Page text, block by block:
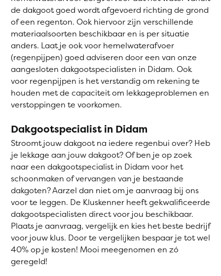
de dakgoot goed wordt afgevoerd richting de grond
of een regenton. Ook hiervoor zijn verschillende
materiaalsoorten beschikbaar en is per situatie
anders. Laat je ook voor hemelwaterafvoer
(regenpijpen) goed adviseren door een van onze
aangesloten dakgootspecialisten in Didam. Ook
voor regenpijpen is het verstandig om rekening te
houden met de capaciteit om lekkageproblemen en
verstoppingen te voorkomen.
Dakgootspecialist in Didam
Stroomt jouw dakgoot na iedere regenbui over? Heb
je lekkage aan jouw dakgoot? Of ben je op zoek
naar een dakgootspecialist in Didam voor het
schoonmaken of vervangen van je bestaande
dakgoten? Aarzel dan niet om je aanvraag bij ons
voor te leggen. De Kluskenner heeft gekwalificeerde
dakgootspecialisten direct voor jou beschikbaar.
Plaats je aanvraag, vergelijk en kies het beste bedrijf
voor jouw klus. Door te vergelijken bespaar je tot wel
40% op je kosten! Mooi meegenomen en zó
geregeld!